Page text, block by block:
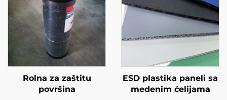
Rolna za zaštitu
površina
ESD plastika paneli sa
medenim ćelijama